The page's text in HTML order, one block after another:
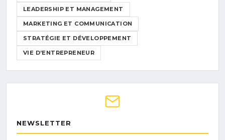
LEADERSHIP ET MANAGEMENT
MARKETING ET COMMUNICATION
STRATÉGIE ET DÉVELOPPEMENT
VIE D’ENTREPRENEUR
NEWSLETTER